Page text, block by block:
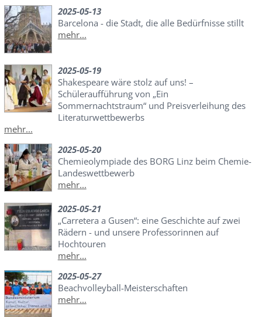
2025-05-13
Barcelona - die Stadt, die alle Bedürfnisse stillt
mehr...
2025-05-19
Shakespeare wäre stolz auf uns! –
Schüleraufführung von „Ein
Sommernachtstraum“ und Preisverleihung des
Literaturwettbewerbs
mehr...
2025-05-20
Chemieolympiade des BORG Linz beim Chemie-
Landeswettbewerb
mehr...
2025-05-21
„Carretera a Gusen“: eine Geschichte auf zwei
Rädern - und unsere Professorinnen auf
Hochtouren
mehr...
2025-05-27
Beachvolleyball-Meisterschaften
mehr...